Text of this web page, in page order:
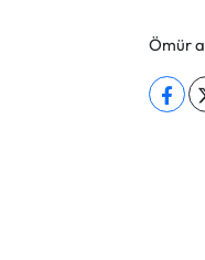
Ömür